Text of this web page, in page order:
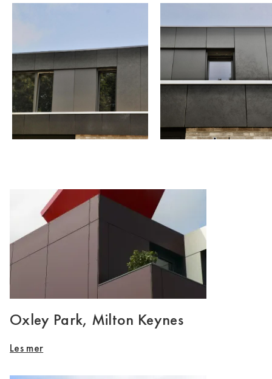
Oxley Park, Milton Keynes
Les mer